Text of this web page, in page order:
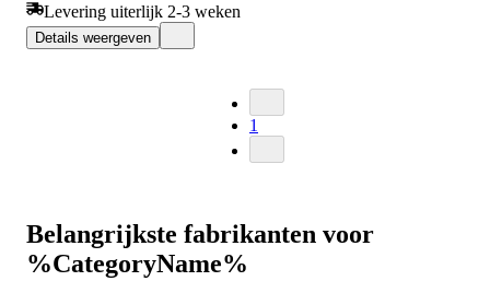
Levering uiterlijk 2-3 weken
Details weergeven
1
Belangrijkste fabrikanten voor
%CategoryName%